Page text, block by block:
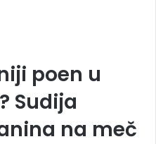
poen u
Sudija
na meč